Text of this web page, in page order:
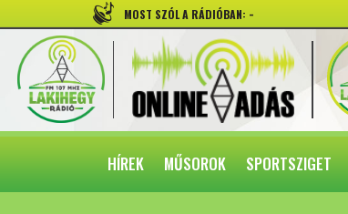
MOST SZÓL A RÁDIÓBAN: -
HÍREK MŰSOROK SPORTSZIGET